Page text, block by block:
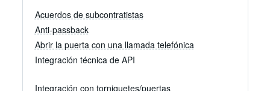
La vista TV de Remato proporciona datos continuamente
Acuerdos de subcontratistas
Acuerdos de subcontratistas
Establezca números de mano de obra previstos para un
Anti-passback
Evite el uso compartido de tarjetas
El anti-passback deshabilita temporalmente una tarjeta
Abrir la puerta con una llamada telefónica
Abrir puertas de vehículos con una llamada telefónica
Los usuarios autorizados pueden abrir puertas
Integración técnica de API
Integración con torniquetes/puertas